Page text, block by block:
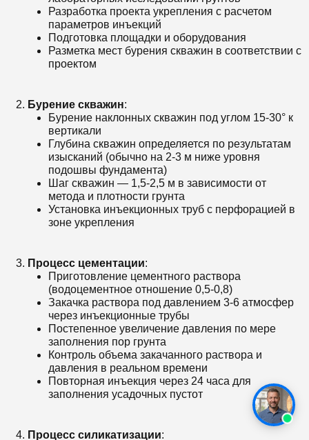
Разработка проекта укрепления с расчетом
параметров инъекций
Подготовка площадки и оборудования
Разметка мест бурения скважин в соответствии с
проектом
Бурение скважин:
Бурение наклонных скважин под углом 15-30° к
вертикали
Глубина скважин определяется по результатам
изысканий (обычно на 2-3 м ниже уровня
подошвы фундамента)
Шаг скважин — 1,5-2,5 м в зависимости от
метода и плотности грунта
Установка инъекционных труб с перфорацией в
зоне укрепления
Процесс цементации:
Приготовление цементного раствора
(водоцементное отношение 0,5-0,8)
Закачка раствора под давлением 3-6 атмосфер
через инъекционные трубы
Постепенное увеличение давления по мере
заполнения пор грунта
Контроль объема закачанного раствора и
давления в реальном времени
Повторная инъекция через 24 часа для
заполнения усадочных пустот
Процесс силикатизации: